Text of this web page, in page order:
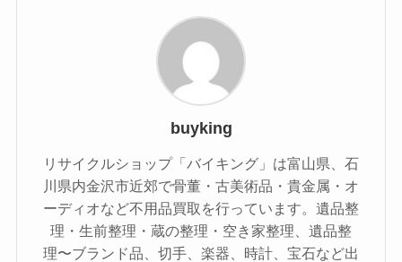
buyking
リサイクルショップ「バイキング」は富山県、石
川県内金沢市近郊で骨董・古美術品・貴金属・オ
ーディオなど不用品買取を行っています。遺品整
理・生前整理・蔵の整理・空き家整理、遺品整
理〜ブランド品、切手、楽器、時計、宝石など出